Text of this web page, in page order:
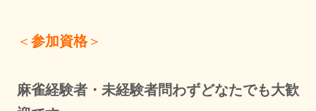
＜ 参加資格＞
麻雀経験者・未経験者問わずどなたでも大歓